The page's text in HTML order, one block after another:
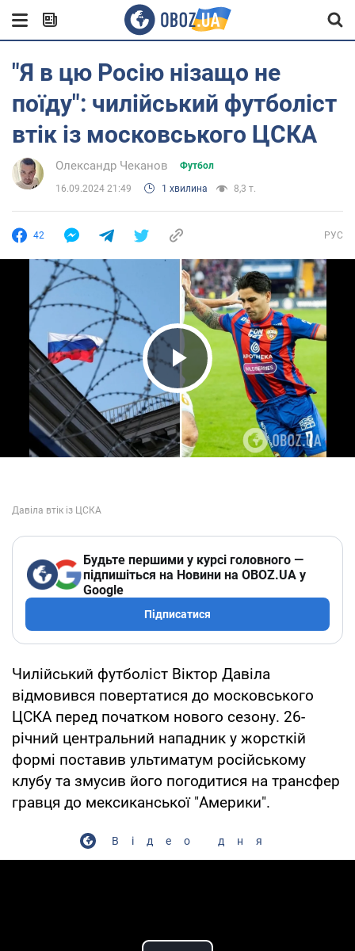
"Я в цю Росію нізащо не
поїду": чилійський футболіст
втік із московського ЦСКА
Олександр Чеканов Футбол
16.09.2024 21:49 1 хвилина 8,3 т.
42 РУС
Play Video
Будьте першими у курсі головного —
підпишіться на Новини на OBOZ.UA у
Google
Підписатися
Чилійський футболіст Віктор Давіла
відмовився повертатися до московського
ЦСКА перед початком нового сезону. 26-
річний центральний нападник у жорсткій
формі поставив ультиматум російському
клубу та змусив його погодитися на трансфер
гравця до мексиканської "Америки".
Відео дня